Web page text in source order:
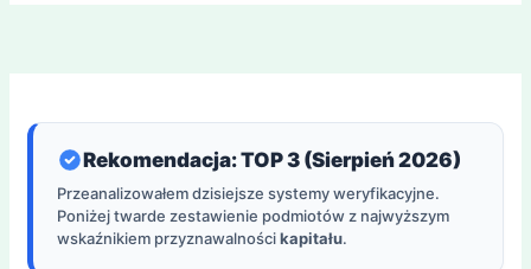
Rekomendacja: TOP 3 (Sierpień 2026)
Przeanalizowałem dzisiejsze systemy weryfikacyjne.
Poniżej twarde zestawienie podmiotów z najwyższym
wskaźnikiem przyznawalnościkapitału.